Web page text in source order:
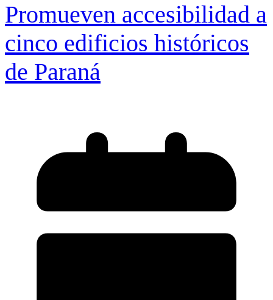
Promueven accesibilidad a
cinco edificios históricos
de Paraná